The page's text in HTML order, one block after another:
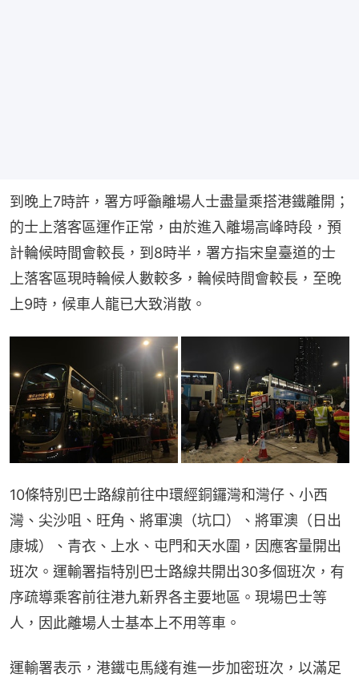
到晚上7時許，署方呼籲離場人士盡量乘搭港鐵離開；
的士上落客區運作正常，由於進入離場高峰時段，預
計輪候時間會較長，到8時半，署方指宋皇臺道的士
上落客區現時輪候人數較多，輪候時間會較長，至晚
上9時，候車人龍已大致消散。
10條特別巴士路線前往中環經銅鑼灣和灣仔、小西
灣、尖沙咀、旺角、將軍澳（坑口）、將軍澳（日出
康城）、青衣、上水、屯門和天水圍，因應客量開出
班次。運輸署指特別巴士路線共開出30多個班次，有
序疏導乘客前往港九新界各主要地區。現場巴士等
人，因此離場人士基本上不用等車。
運輸署表示，港鐵屯馬綫有進一步加密班次，以滿足